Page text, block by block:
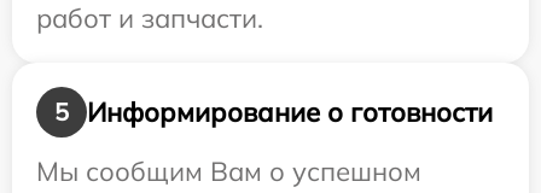
работ и запчасти.
5
Информирование о готовности
Мы сообщим Вам о успешном